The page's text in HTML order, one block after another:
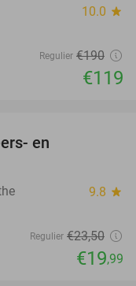
10.0 star
Regulier €190
€119
en
9.8 star
Regulier €23,50
€19,99